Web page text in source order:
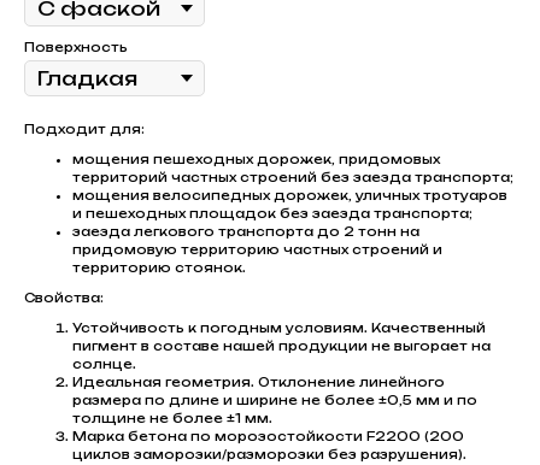
Поверхность
Подходит для:
мощения пешеходных дорожек, придомовых
территорий частных строений без заезда транспорта;
мощения велосипедных дорожек, уличных тротуаров
и пешеходных площадок без заезда транспорта;
заезда легкового транспорта до 2 тонн на
придомовую территорию частных строений и
территорию стоянок.
Свойства:
Устойчивость к погодным условиям. Качественный
пигмент в составе нашей продукции не выгорает на
солнце.
Идеальная геометрия. Отклонение линейного
размера по длине и ширине не более ±0,5 мм и по
толщине не более ±1 мм.
Марка бетона по морозостойкости F2200 (200
циклов заморозки/разморозки без разрушения).